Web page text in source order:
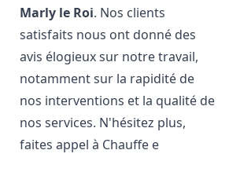
Marly le Roi. Nos clients
satisfaits nous ont donné des
avis élogieux sur notre travail,
notamment sur la rapidité de
nos interventions et la qualité de
nos services. N'hésitez plus,
faites appel à Chauffe e